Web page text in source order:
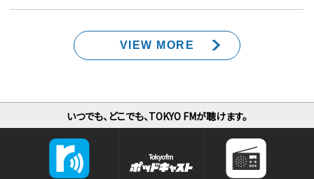
VIEW MORE
いつでも、どこでも、TOKYO FMが聴けます。